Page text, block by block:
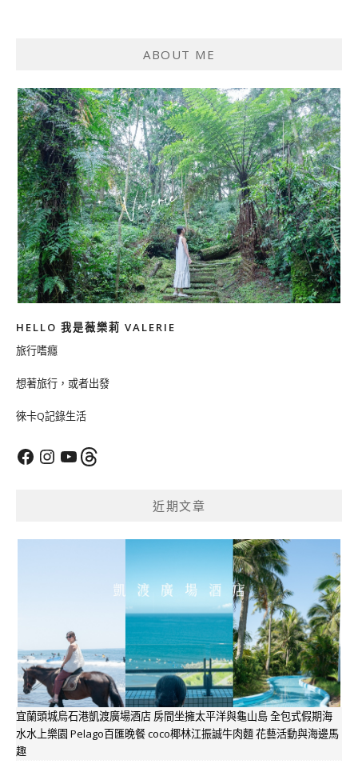
ABOUT ME
HELLO 我是薇樂莉 VALERIE
旅行嗜癮
想著旅行，或者出發
徠卡Q記錄生活
FacebookInstagram
YouTubeThreads
近期文章
宜蘭頭城烏石港凱渡廣場酒店 房間坐擁太平洋與龜山島 全包式假期海
水水上樂園 Pelago百匯晚餐 coco椰林江振誠牛肉麵 花藝活動與海邊馬
趣